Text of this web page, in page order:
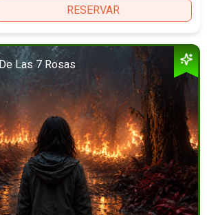
RESERVAR
Las 7 Rosas